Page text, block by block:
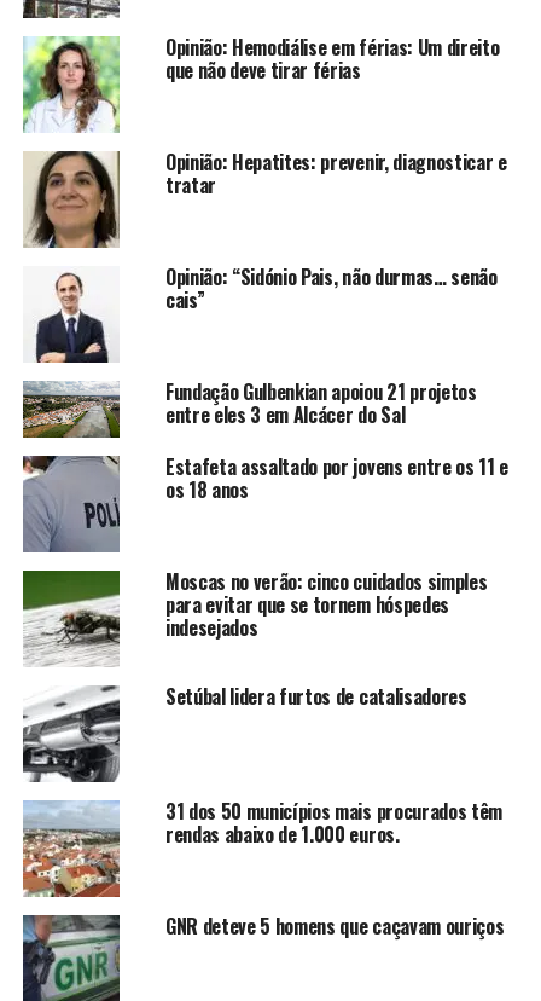
Opinião: Hemodiálise em férias: Um direito
que não deve tirar férias
Opinião: Hepatites: prevenir, diagnosticar e
tratar
Opinião: “Sidónio Pais, não durmas… senão
cais”
Fundação Gulbenkian apoiou 21 projetos
entre eles 3 em Alcácer do Sal
Estafeta assaltado por jovens entre os 11 e
os 18 anos
Moscas no verão: cinco cuidados simples
para evitar que se tornem hóspedes
indesejados
Setúbal lidera furtos de catalisadores
31 dos 50 municípios mais procurados têm
rendas abaixo de 1.000 euros.
GNR deteve 5 homens que caçavam ouriços